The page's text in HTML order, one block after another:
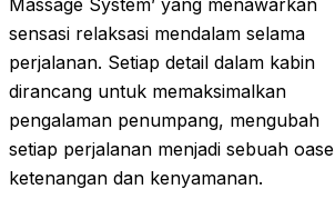
Massage System’ yang menawarkan
sensasi relaksasi mendalam selama
perjalanan. Setiap detail dalam kabin
dirancang untuk memaksimalkan
pengalaman penumpang, mengubah
setiap perjalanan menjadi sebuah oase
ketenangan dan kenyamanan.